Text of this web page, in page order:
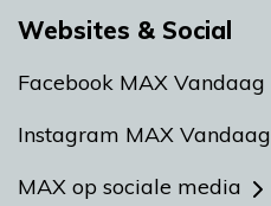
Websites & Social
Facebook MAX Vandaag
Instagram MAX Vandaag
MAX op sociale media